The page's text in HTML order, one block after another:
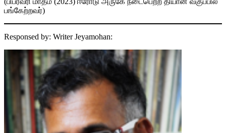
பங்கேற்றவர்)
Responsed by: Writer Jeyamohan: